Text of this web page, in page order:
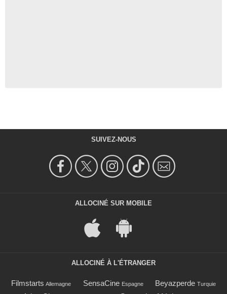
SUIVEZ-NOUS
ALLOCINÉ SUR MOBILE
ALLOCINÉ À L'ÉTRANGER
Filmstarts Allemagne SensaCine Espagne Beyazperde Turquie